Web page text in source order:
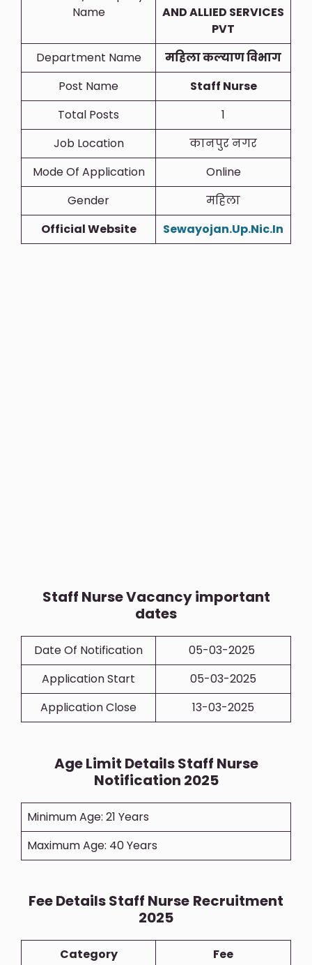
Name
AND ALLIED SERVICES
PVT
Department Name
महिला कल्याण विभाग
Post Name
Staff Nurse
Total Posts
1
Job Location
कानपुर नगर
Mode Of Application
Online
Gender
महिला
Official Website
Sewayojan.Up.Nic.In
Staff Nurse Vacancy important
dates
Date Of Notification
05-03-2025
Application Start
05-03-2025
Application Close
13-03-2025
Age Limit DetailsStaff Nurse
Notification 2025
Minimum Age: 21 Years
Maximum Age: 40 Years
Fee DetailsStaff Nurse Recruitment
2025
Category
Fee